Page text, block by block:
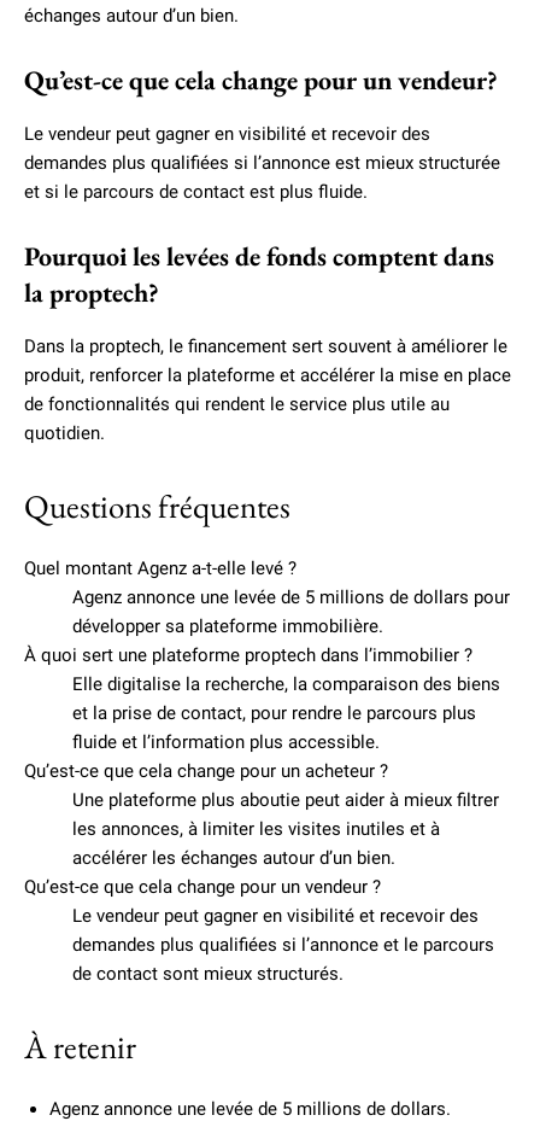
échanges autour d’un bien.
Qu’est-ce que cela change pour un vendeur?
Le vendeur peut gagner en visibilité et recevoir des
demandes plus qualifiées si l’annonce est mieux structurée
et si le parcours de contact est plus fluide.
Pourquoi les levées de fonds comptent dans
la proptech?
Dans la proptech, le financement sert souvent à améliorer le
produit, renforcer la plateforme et accélérer la mise en place
de fonctionnalités qui rendent le service plus utile au
quotidien.
Questions fréquentes
Quel montant Agenz a-t-elle levé ?
Agenz annonce une levée de 5 millions de dollars pour
développer sa plateforme immobilière.
À quoi sert une plateforme proptech dans l’immobilier ?
Elle digitalise la recherche, la comparaison des biens
et la prise de contact, pour rendre le parcours plus
fluide et l’information plus accessible.
Qu’est-ce que cela change pour un acheteur ?
Une plateforme plus aboutie peut aider à mieux filtrer
les annonces, à limiter les visites inutiles et à
accélérer les échanges autour d’un bien.
Qu’est-ce que cela change pour un vendeur ?
Le vendeur peut gagner en visibilité et recevoir des
demandes plus qualifiées si l’annonce et le parcours
de contact sont mieux structurés.
À retenir
Agenz annonce une levée de 5 millions de dollars.